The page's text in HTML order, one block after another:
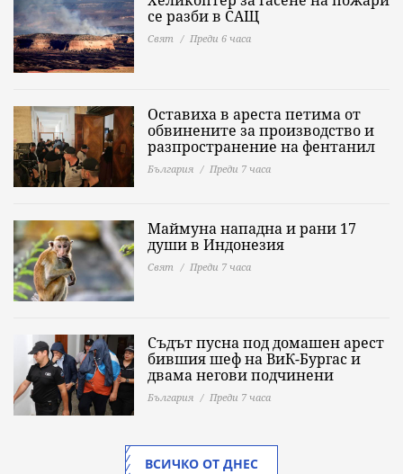
се разби в САЩ
Свят Преди 6 часа
Оставиха в ареста петима от
обвинените за производство и
разпространение на фентанил
България Преди 7 часа
Маймуна нападна и рани 17
души в Индонезия
Свят Преди 7 часа
Съдът пусна под домашен арест
бившия шеф на ВиК-Бургас и
двама негови подчинени
България Преди 7 часа
ВСИЧКО ОТ ДНЕС